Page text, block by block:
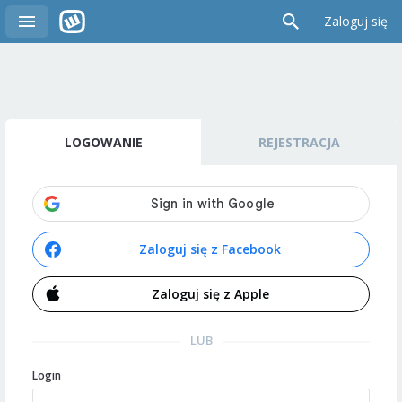
Zaloguj się
LOGOWANIE REJESTRACJA
Zaloguj się z Facebook
Zaloguj się z Apple
LUB
Login